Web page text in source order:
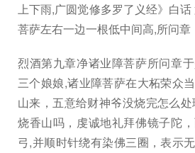
上下雨,广圆觉修多罗了义经》白
菩萨左右一边一根低中间高,所问章
烈酒第九章净诸业障菩萨所问章
三个娘娘,诸业障菩萨在大柘荣众
山来，五意给财神爷没烧完怎么
烧香山吗，虔诚地礼拜佛镜子陀
弓,并顺时针绕有染佛三圈，表示